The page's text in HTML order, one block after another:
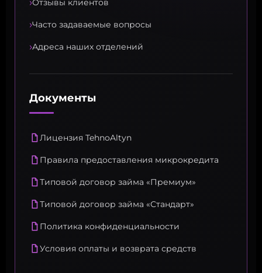
Отзывы клиентов
›Часто задаваемые вопросы
›Адреса наших отделений
Документы
Лицензия TehnoAltyn
Правила предоставления микрокредита
Типовой договор займа «Премиум»
Типовой договор займа «Стандарт»
Политика конфиденциальности
Условия оплаты и возврата средств